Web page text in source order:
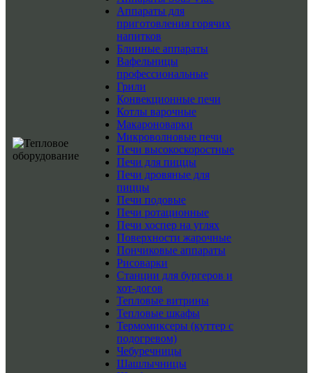
Аппараты для
приготовления горячих
напитков
Блинные аппараты
Вафельницы
профессиональные
Грили
Конвекционные печи
Котлы варочные
Макароноварки
Микроволновые печи
Печи высокоскоростные
Печи для пиццы
Печи дровяные для
пиццы
Печи подовые
Печи ротационные
Печи хоспер на углях
Поверхности жарочные
Пончиковые аппараты
Рисоварки
Станции для бургеров и
хот-догов
Тепловые витрины
Тепловые шкафы
Термомиксеры (куттер с
подогревом)
Чебуречницы
Шашлычницы